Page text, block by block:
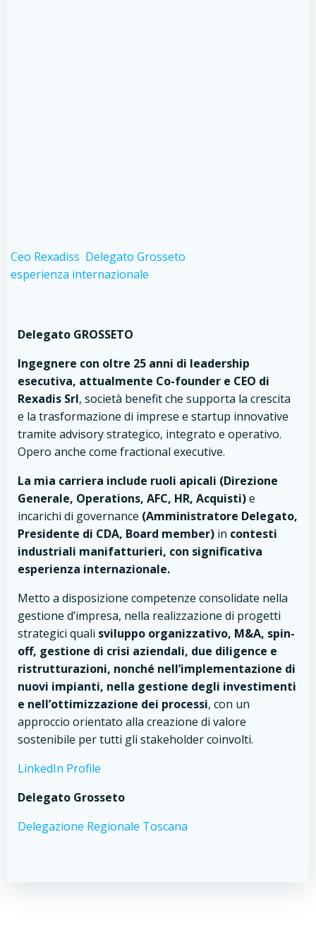
Ceo Rexadiss Delegato Grosseto
esperienza internazionale
Delegato GROSSETO
Ingegnere con oltre 25 anni di leadership
esecutiva, attualmente Co-founder e CEO di
Rexadis Srl, società benefit che supporta la crescita
e la trasformazione di imprese e startup innovative
tramite advisory strategico, integrato e operativo.
Opero anche come fractional executive.
La mia carriera include ruoli apicali (Direzione
Generale, Operations, AFC, HR, Acquisti)e
incarichi di governance (Amministratore Delegato,
Presidente di CDA, Board member) in contesti
industriali manifatturieri, con significativa
esperienza internazionale.
Metto a disposizione competenze consolidate nella
gestione d’impresa, nella realizzazione di progetti
strategici quali sviluppo organizzativo, M&A, spin-
off, gestione di crisi aziendali, due diligence e
ristrutturazioni, nonché nell’implementazione di
nuovi impianti, nella gestione degli investimenti
e nell’ottimizzazione dei processi, con un
approccio orientato alla creazione di valore
sostenibile per tutti gli stakeholder coinvolti.
LinkedIn Profile
Delegato Grosseto
Delegazione Regionale Toscana